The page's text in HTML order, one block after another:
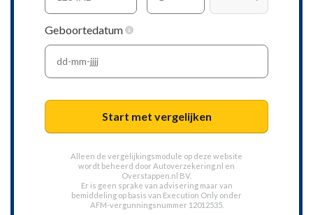
Geboortedatum
Start met vergelijken
Alleen de vergelijkingsmodule op deze website
wordt beheerd door Autoverzekering.nl en
Overstappen.nl BV.
Er is geen sprake van advisering maar van
bemiddeling op basis van Execution Only onder
AFM-vergunningsnummer 12012535.